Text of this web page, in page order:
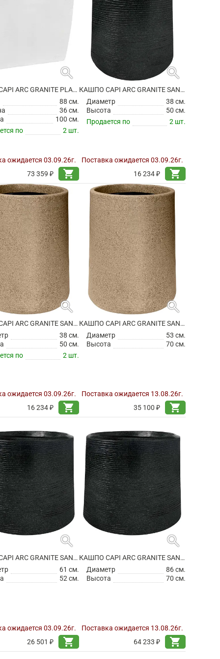
search
КАШПО CAPI ARC GRANITE PLANTER RECTANGLE WHITE
88 см.
36 см.
100 см.
по
2 шт.
ожидается 03.09.26г.
73 359 ₽
shopping_cart
search
КАШПО CAPI ARC GRANITE SANDBAG HIGH BLACK
Диаметр
38 см.
Высота
50 см.
Продается по
2 шт.
Поставка ожидается 03.09.26г.
16 234 ₽
shopping_cart
search
КАШПО CAPI ARC GRANITE SANDBAG HIGH WARM TAUPE
38 см.
50 см.
по
2 шт.
ожидается 03.09.26г.
16 234 ₽
shopping_cart
search
КАШПО CAPI ARC GRANITE SANDBAG HIGH WARM TAUPE
Диаметр
53 см.
Высота
70 см.
Поставка ожидается 13.08.26г.
35 100 ₽
shopping_cart
search
КАШПО CAPI ARC GRANITE SANDBAG MEDIUM BLACK
61 см.
52 см.
ожидается 03.09.26г.
26 501 ₽
shopping_cart
search
КАШПО CAPI ARC GRANITE SANDBAG MEDIUM BLACK
Диаметр
86 см.
Высота
70 см.
Поставка ожидается 13.08.26г.
64 233 ₽
shopping_cart